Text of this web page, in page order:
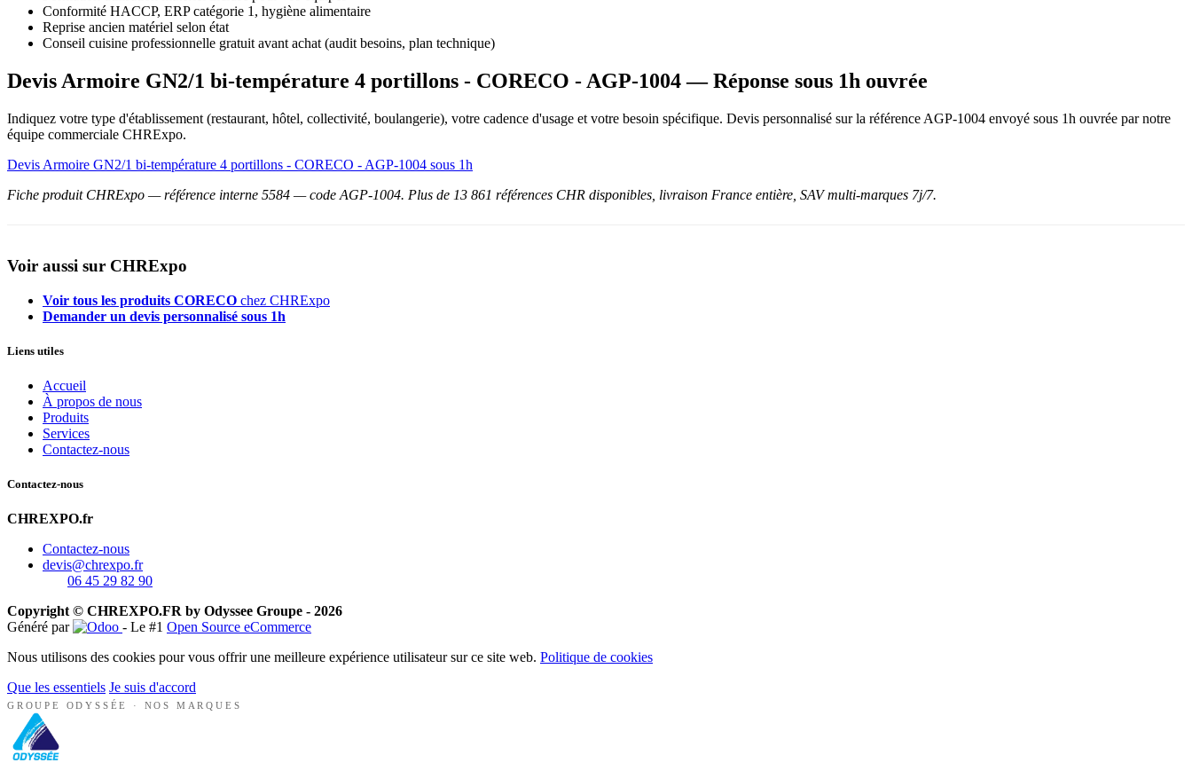
Conformité HACCP, ERP catégorie 1, hygiène alimentaire
Reprise ancien matériel selon état
Conseil cuisine professionnelle gratuit avant achat (audit besoins, plan technique)
Devis Armoire GN2/1 bi-température 4 portillons - CORECO - AGP-1004 — Réponse sous 1h ouvrée
Indiquez votre type d'établissement (restaurant, hôtel, collectivité, boulangerie), votre cadence d'usage et votre besoin spécifique. Devis personnalisé sur la référence AGP-1004 envoyé sous 1h ouvrée par notre
équipe commerciale CHRExpo.
Devis Armoire GN2/1 bi-température 4 portillons - CORECO - AGP-1004 sous 1h
Fiche produit CHRExpo — référence interne 5584 — code AGP-1004. Plus de 13 861 références CHR disponibles, livraison France entière, SAV multi-marques 7j/7.
Voir aussi sur CHRExpo
Voir tous les produits CORECO chez CHRExpo
Demander un devis personnalisé sous 1h
Liens utiles
Accueil
À propos de nous
Produits
Services
Contactez-nous
Contactez-nous
CHREXPO.fr
Contactez-nous
devis@chrexpo.fr
06 45 29 82 90
Copyright © CHREXPO.FR by Odyssee Groupe - 2026
Généré par
- Le #1 Open Source eCommerce
Nous utilisons des cookies pour vous offrir une meilleure expérience utilisateur sur ce site web. Politique de cookies
Que les essentiels Je suis d'accord
GROUPE ODYSSÉE · NOS MARQUES